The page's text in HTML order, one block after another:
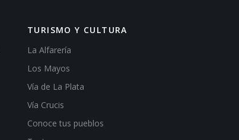
TURISMO Y CULTURA
La Alfarería
Los Mayos
Vía de La Plata
Vía Crucis
Conoce tus pueblos